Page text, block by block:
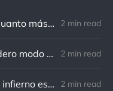
Norman Schwarzkopf: Cuanto más sudes por la paz, menos sangras por la guerra. 2 min read
Marco Aurelio: El verdadero modo de vengarse de un enemigo es no parecérsele. 2 min read
Nietzsche: El camino del infierno está asfaltado de buenas intenciones. 2 min read